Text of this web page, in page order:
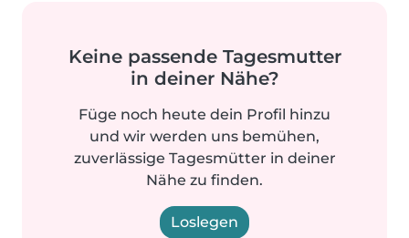
Keine passende Tagesmutter
in deiner Nähe?
Füge noch heute dein Profil hinzu
und wir werden uns bemühen,
zuverlässige Tagesmütter in deiner
Nähe zu finden.
Loslegen